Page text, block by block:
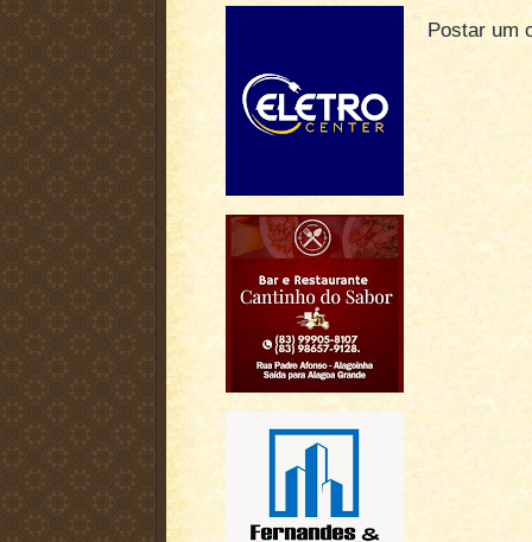
Postar um